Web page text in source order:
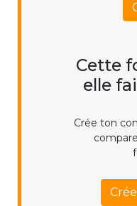
Cette
elle
Crée ton